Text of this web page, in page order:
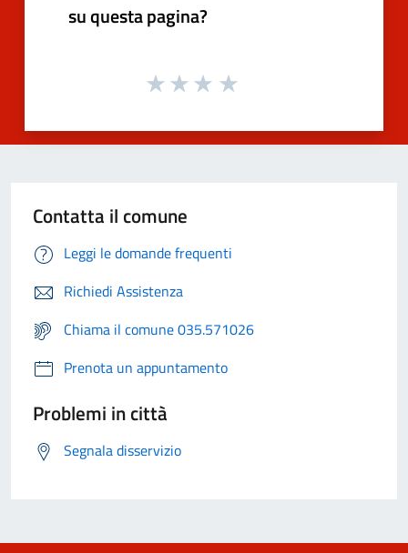
su questa pagina?
Contatta il comune
Leggi le domande frequenti
Richiedi Assistenza
Chiama il comune 035.571026
Prenota un appuntamento
Problemi in città
Segnala disservizio